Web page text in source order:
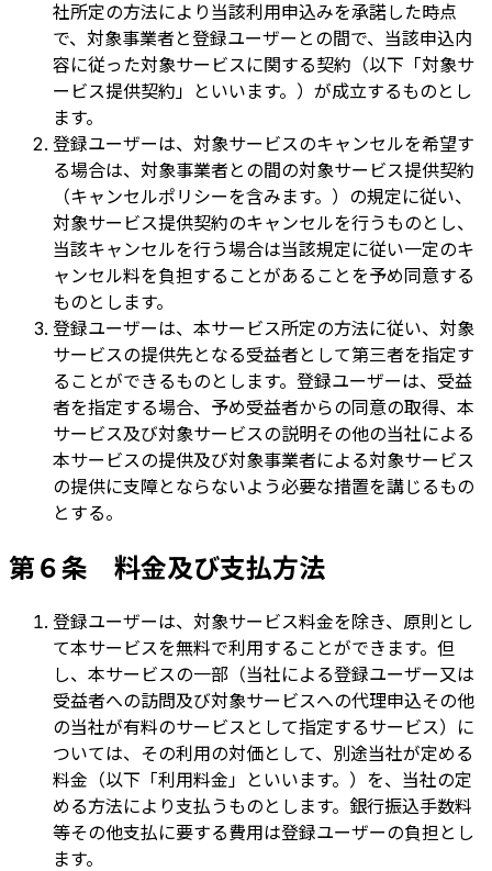
社所定の方法により当該利用申込みを承諾した時点
で、対象事業者と登録ユーザーとの間で、当該申込内
容に従った対象サービスに関する契約（以下「対象サ
ービス提供契約」といいます。）が成立するものとし
ます。
登録ユーザーは、対象サービスのキャンセルを希望す
る場合は、対象事業者との間の対象サービス提供契約
（キャンセルポリシーを含みます。）の規定に従い、
対象サービス提供契約のキャンセルを行うものとし、
当該キャンセルを行う場合は当該規定に従い一定のキ
ャンセル料を負担することがあることを予め同意する
ものとします。
登録ユーザーは、本サービス所定の方法に従い、対象
サービスの提供先となる受益者として第三者を指定す
ることができるものとします。登録ユーザーは、受益
者を指定する場合、予め受益者からの同意の取得、本
サービス及び対象サービスの説明その他の当社による
本サービスの提供及び対象事業者による対象サービス
の提供に支障とならないよう必要な措置を講じるもの
とする。
第６条 料金及び支払方法
登録ユーザーは、対象サービス料金を除き、原則とし
て本サービスを無料で利用することができます。但
し、本サービスの一部（当社による登録ユーザー又は
受益者への訪問及び対象サービスへの代理申込その他
の当社が有料のサービスとして指定するサービス）に
ついては、その利用の対価として、別途当社が定める
料金（以下「利用料金」といいます。）を、当社の定
める方法により支払うものとします。銀行振込手数料
等その他支払に要する費用は登録ユーザーの負担とし
ます。